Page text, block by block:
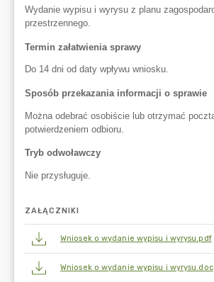
ZAŁĄCZNIKI
Wniosek o wydanie wypisu i wyrysu.pdf
Wniosek o wydanie wypisu i wyrysu.doc